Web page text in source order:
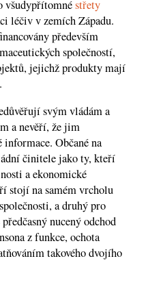
všudypřítomnéstřety
léčiv v zemích Západu.
především
společností,
jejichž produkty mají
.
svým vládám a
a nevěří, že jim
Občané na
činitele jako ty, kteří
a ekonomické
stojí na samém vrcholu
a druhý pro
nucený odchod
z funkce, ochota
takového dvojího